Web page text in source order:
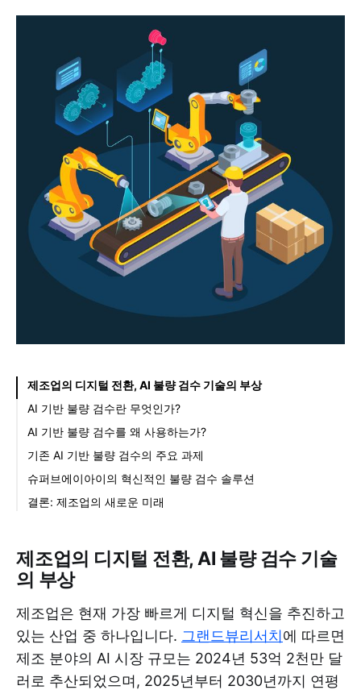
제조업의 디지털 전환, AI 불량 검수 기술의 부상
AI 기반 불량 검수란 무엇인가?
AI 기반 불량 검수를 왜 사용하는가?
품질 관리 자동화
다운타임 감소
비용 절감
기존 AI 기반 불량 검수의 주요 과제
데이터 레이블링의 어려움
불량이 아닌데 불량으로 판단(False Positive)
슈퍼브에이아이의 혁신적인 불량 검수 솔루션
슈퍼브 불량 검수 솔루션의 주요 특징
결론: 제조업의 새로운 미래
제조업의 디지털 전환, AI 불량 검수 기술
의 부상
제조업은 현재 가장 빠르게 디지털 혁신을 추진하고
있는 산업 중 하나입니다. 그랜드뷰리서치에 따르면
제조 분야의 AI 시장 규모는 2024년 53억 2천만 달
러로 추산되었으며, 2025년부터 2030년까지 연평